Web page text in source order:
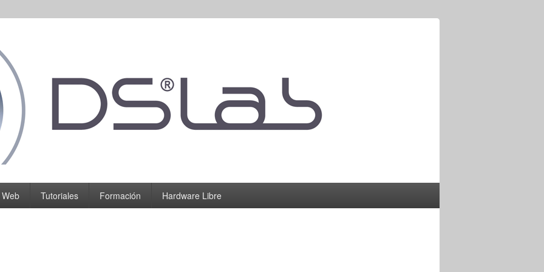
Tutoriales Formación Hardware Libre